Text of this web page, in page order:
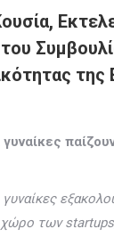
της
γυναίκες
γυναίκες
χώρο των